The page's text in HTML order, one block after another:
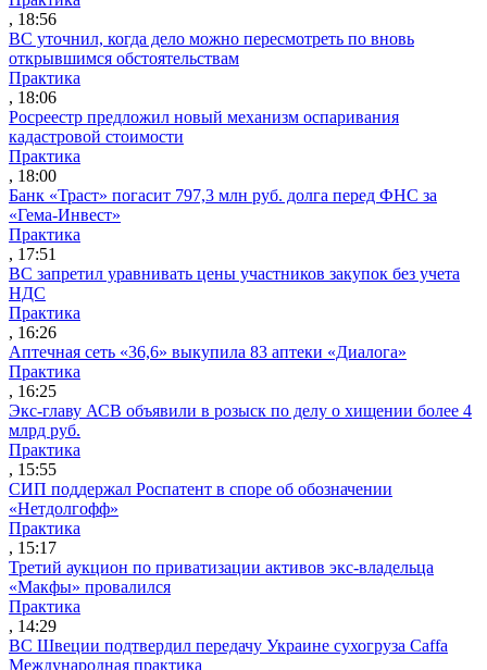
, 18:56
ВС уточнил, когда дело можно пересмотреть по вновь
открывшимся обстоятельствам
Практика
, 18:06
Росреестр предложил новый механизм оспаривания
кадастровой стоимости
Практика
, 18:00
Банк «Траст» погасит 797,3 млн руб. долга перед ФНС за
«Гема-Инвест»
Практика
, 17:51
ВС запретил уравнивать цены участников закупок без учета
НДС
Практика
, 16:26
Аптечная сеть «36,6» выкупила 83 аптеки «Диалога»
Практика
, 16:25
Экс-главу АСВ объявили в розыск по делу о хищении более 4
млрд руб.
Практика
, 15:55
СИП поддержал Роспатент в споре об обозначении
«Нетдолгофф»
Практика
, 15:17
Третий аукцион по приватизации активов экс-владельца
«Макфы» провалился
Практика
, 14:29
ВС Швеции подтвердил передачу Украине сухогруза Caffa
Международная практика